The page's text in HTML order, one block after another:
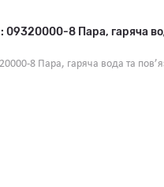
8 Пара, гаряча
8 Пара, гаряча вода та